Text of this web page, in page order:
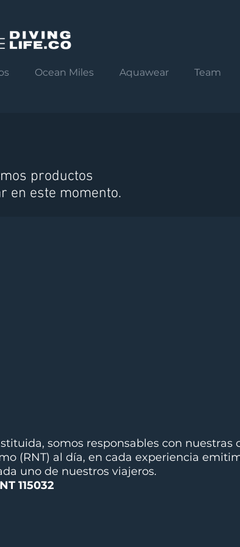
Ocean Miles Aquawear Team
productos
en este momento.
somos responsables con nuestras
(RNT) al día, en cada experiencia
uno de nuestros viajeros.
115032